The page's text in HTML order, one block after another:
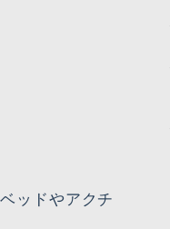
ッドやアクチ